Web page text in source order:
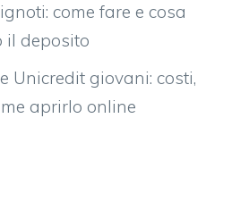
come fare e cosa
il deposito
Unicredit giovani: costi,
aprirlo online